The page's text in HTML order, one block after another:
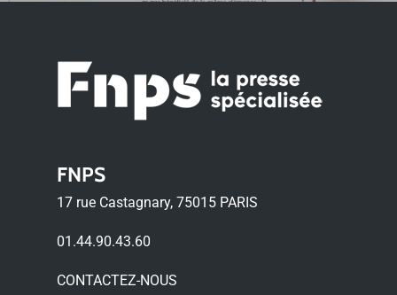
FNPS
17 rue Castagnary, 75015 PARIS
01.44.90.43.60
CONTACTEZ-NOUS